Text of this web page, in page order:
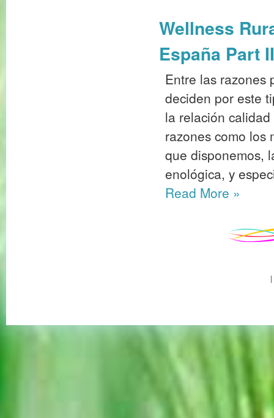
Wellness
España Part II
Entre las razones
deciden por este
la relación
razones como los
que disponemos,
enológica, y
Read More »
|